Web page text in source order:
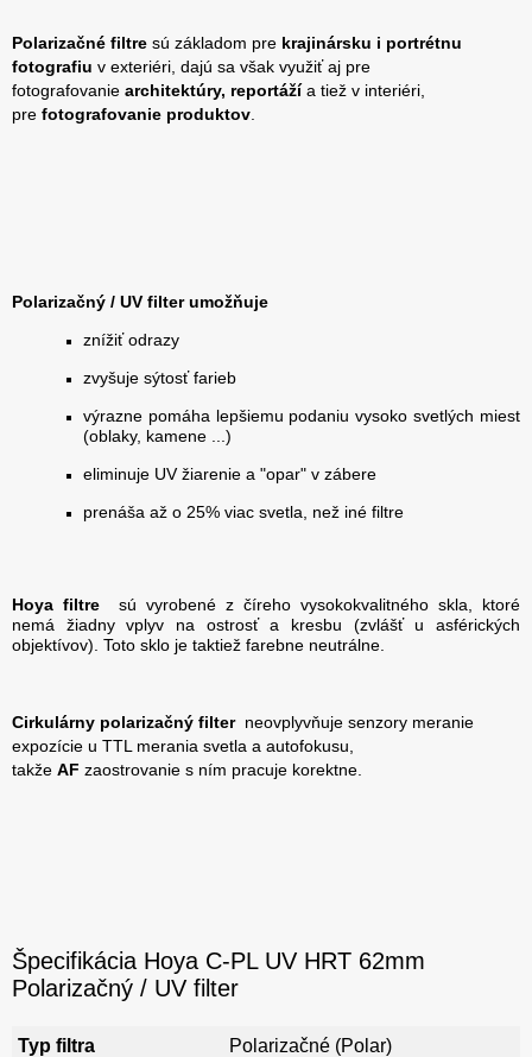
Polarizačné filtre sú základom pre krajinársku i portrétnu
fotografiu v exteriéri, dajú sa však využiť aj pre
fotografovanie architektúry, reportážía tiež v interiéri,
pre fotografovanie produktov
Polarizačný / UV filter umožňuje
znížiť odrazy
zvyšuje sýtosť farieb
výrazne pomáha lepšiemu podaniu vysoko svetlých miest
(oblaky, kamene ...)
eliminuje UV žiarenie a "opar" v zábere
prenáša až o 25% viac svetla, než iné filtre
Hoya filtre sú vyrobené z číreho vysokokvalitného skla, ktoré
nemá žiadny vplyv na ostrosť a kresbu (zvlášť u asférických
objektívov). Toto sklo je taktiež farebne neutrálne.
Cirkulárny polarizačný filterneovplyvňuje senzory meranie
expozície u TTL merania svetla a autofokusu,
takže AF zaostrovanie s ním pracuje korektne.
Špecifikácia Hoya C-PL UV HRT 62mm
Polarizačný / UV filter
Typ filtra
Polarizačné (Polar)